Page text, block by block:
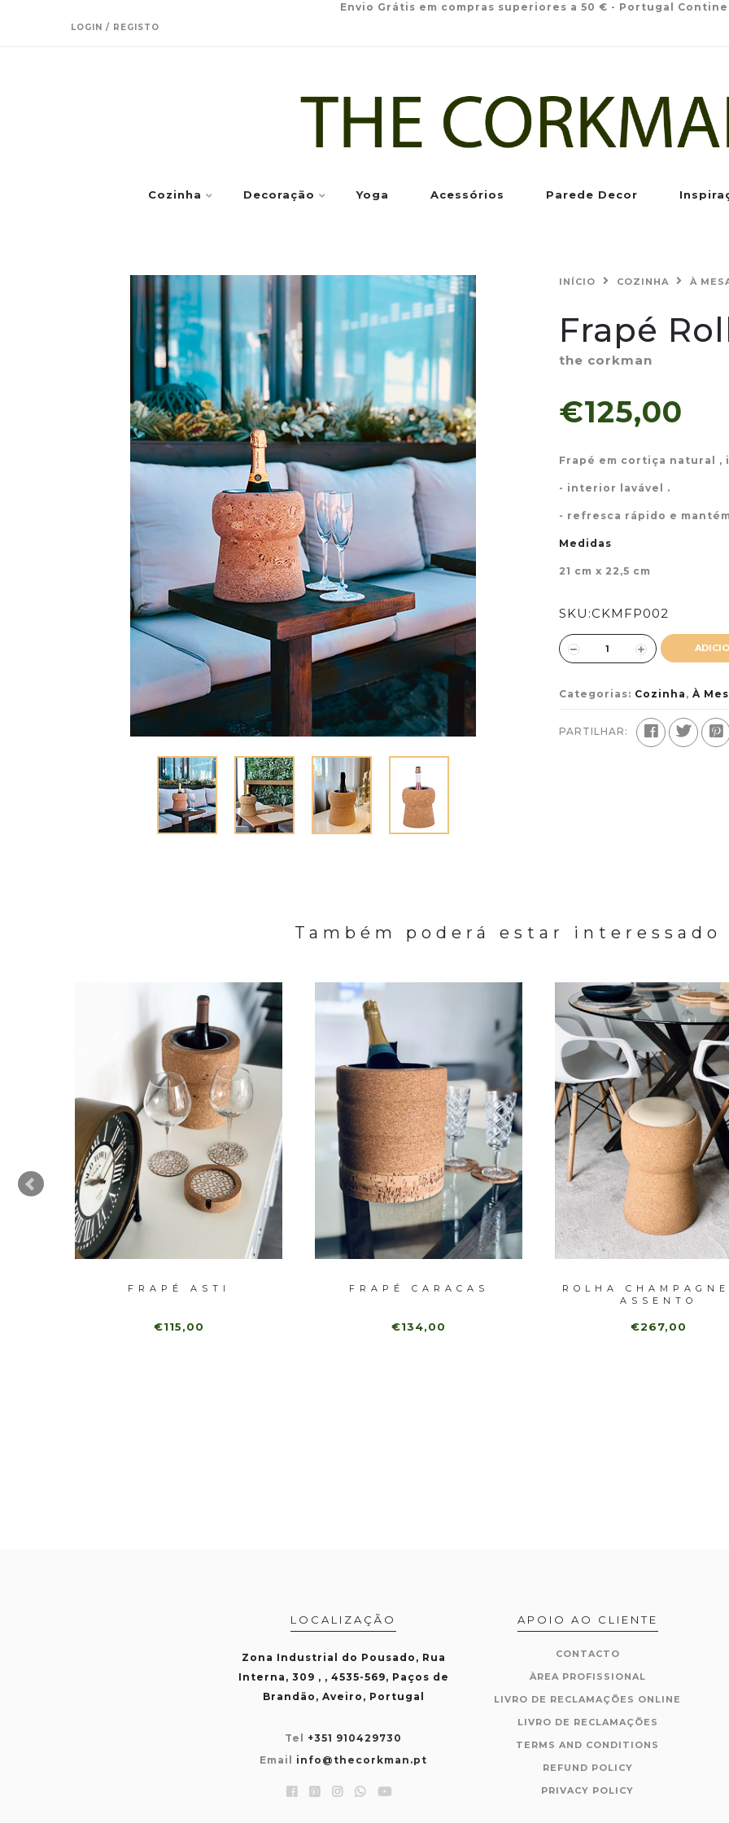
Envio Grátis em compras superiores a 50 € - Portugal
LOGIN / REGISTO
Cozinha Decoração Yoga Acessórios Parede Decor
INÍCIO COZINHA À
Frapé
the corkman
€125,00
Frapé em cortiça natural ,
- interior lavável .
- refresca rápido e
Medidas
21 cm x 22,5 cm
SKU:CKMFP002
Categorias: Cozinha , À
PARTILHAR:
Também poderá estar interessado
FRAPÉ ASTI
€115,00
FRAPÉ CARACAS
€134,00
ROLHA
ASSENTO
€267,00
LOCALIZAÇÃO
Zona Industrial do Pousado, Rua
Interna, 309 , , 4535-569, Paços de
Brandão, Aveiro, Portugal
Tel +351 910429730
Email info@thecorkman.pt
APOIO AO CLIENTE
CONTACTO
ÀREA PROFISSIONAL
LIVRO DE RECLAMAÇÕES ONLINE
LIVRO DE RECLAMAÇÕES
TERMS AND CONDITIONS
REFUND POLICY
PRIVACY POLICY